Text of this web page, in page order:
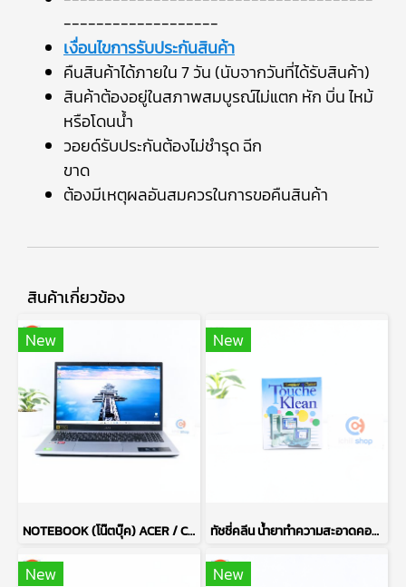
-------------------
เงื่อนไขการรับประกันสินค้า
คืนสินค้าได้ภายใน 7 วัน (นับจากวันที่ได้รับสินค้า)
สินค้าต้องอยู่ในสภาพสมบูรณ์ไม่แตก หัก บิ่น ไหม้
หรือโดนน้ำ
วอยด์รับประกันต้องไม่ชำรุด ฉีก
ขาด
ต้องมีเหตุผลอันสมควรในการขอคืนสินค้า
สินค้าเกี่ยวข้อง
New
NOTEBOOK (โน๊ตบุ๊ค) ACER / CPU RYZEN 7 5700U / จอ 15.6 FHD / RAM DDR4 16GB / SSD 512GB M.2 P14839
New
ทัชชี่คลีน น้ำยาทำความสะอาดคอมพิวเตอร์ COMPUTER CLEANER TOUCHE KLEAN ปริมาณ 200 มล. (ของใหม่) P16531
New New